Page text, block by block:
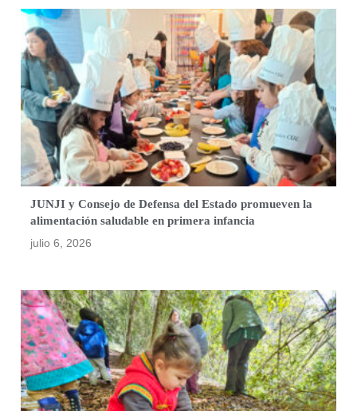
JUNJI y Consejo de Defensa del Estado promueven la
alimentación saludable en primera infancia
julio 6, 2026